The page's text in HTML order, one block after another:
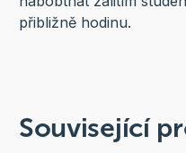
přibližně hodinu.
Související